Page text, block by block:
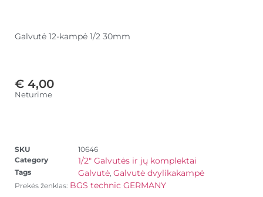
Galvutė 12-kampė 1/2 30mm
€ 4,00
Neturime
SKU
10646
Category
1/2" Galvutės ir jų komplektai
Tags Galvutė Galvutė dvylikakampė
Prekės ženklas: BGS technic GERMANY